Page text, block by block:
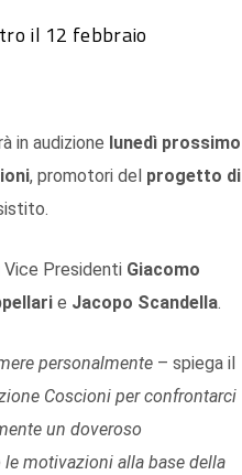
il 12 febbraio
in audizione lunedì prossimo
, promotori del progetto di
Vice Presidenti Giacomo
e Jacopo Scandella.
personalmente – spiega il
Coscioni per confrontarci
un doveroso
motivazioni alla base della